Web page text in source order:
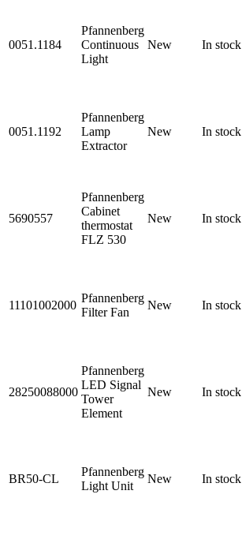
0051.1184
Pfannenberg
Continuous
Light
New In stock
0051.1192
Pfannenberg
Lamp
Extractor
New In stock
5690557
Pfannenberg
Cabinet
thermostat
FLZ 530
New In stock
11101002000
Pfannenberg
Filter Fan
New In stock
28250088000
Pfannenberg
LED Signal
Tower
Element
New In stock
BR50-CL
Pfannenberg
Light Unit
New In stock